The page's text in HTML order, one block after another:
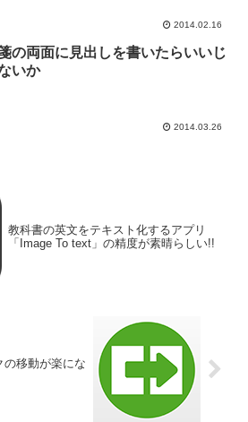
2014.02.16
の両面に見出しを書いたらいいじ
いか
2014.03.26
教科書の英文をテキスト化するアプリ
「Image To text」の精度が素晴らしい!!
の移動が楽にな